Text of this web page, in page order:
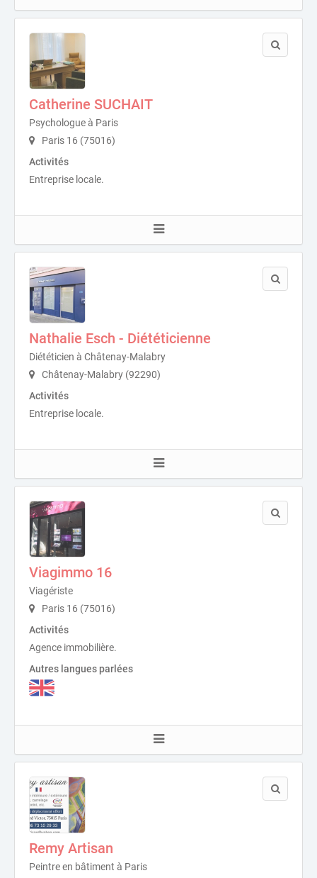
Catherine SUCHAIT
Psychologue à Paris
Paris 16 (75016)
Activités
Entreprise locale.
Nathalie Esch - Diététicienne
Diététicien à Châtenay-Malabry
Châtenay-Malabry (92290)
Activités
Entreprise locale.
Viagimmo 16
Viagériste
Paris 16 (75016)
Activités
Agence immobilière.
Autres langues parlées
Remy Artisan
Peintre en bâtiment à Paris